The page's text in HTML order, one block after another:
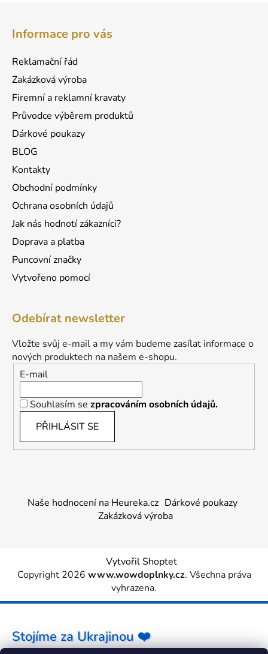
Informace pro vás
Reklamační řád
Zakázková výroba
Firemní a reklamní kravaty
Průvodce výběrem produktů
Dárkové poukazy
BLOG
Kontakty
Obchodní podmínky
Ochrana osobních údajů
Jak nás hodnotí zákazníci?
Doprava a platba
Puncovní značky
Vytvořeno pomocí
Odebírat newsletter
Vložte svůj e-mail a my vám budeme zasílat informace o
nových produktech na našem e-shopu.
E-mail
Souhlasím se zpracováním osobních údajů.
PŘIHLÁSIT SE
Naše hodnocení na Heureka.cz Dárkové poukazy
Zakázková výroba
Vytvořil Shoptet
Copyright 2026 www.wowdoplnky.cz. Všechna práva
vyhrazena.
Stojíme za Ukrajinou ❤️